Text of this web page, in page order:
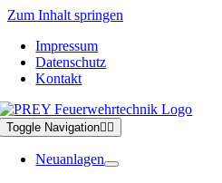
Zum Inhalt springen
Impressum
Datenschutz
Kontakt
Toggle Navigation
Neuanlagen